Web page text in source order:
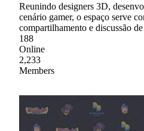
Reunindo designers 3D,
cenário gamer, o espaço serve
compartilhamento e discussão
188
Online
2,233
Members